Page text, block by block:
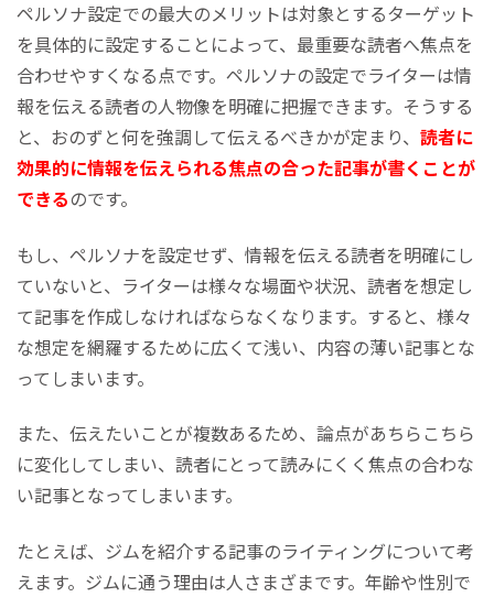
ペルソナ設定での最大のメリットは対象とするターゲット
を具体的に設定することによって、最重要な読者へ焦点を
合わせやすくなる点です。ペルソナの設定でライターは情
報を伝える読者の人物像を明確に把握できます。そうする
と、おのずと何を強調して伝えるべきかが定まり、 読者に
効果的に情報を伝えられる焦点の合った記事が書くことが
できるのです。
もし、ペルソナを設定せず、情報を伝える読者を明確にし
ていないと、ライターは様々な場面や状況、読者を想定し
て記事を作成しなければならなくなります。すると、様々
な想定を網羅するために広くて浅い、内容の薄い記事とな
ってしまいます。
また、伝えたいことが複数あるため、論点があちらこちら
に変化してしまい、読者にとって読みにくく焦点の合わな
い記事となってしまいます。
たとえば、ジムを紹介する記事のライティングについて考
えます。ジムに通う理由は人さまざまです。年齢や性別で